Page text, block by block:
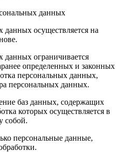
данных
данных осуществляется на
данных ограничивается
определенных и законных
персональных данных,
персональных данных.
баз данных, содержащих
которых осуществляется в
собой.
персональные данные,